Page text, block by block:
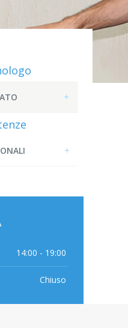
14:00 - 19:00
Chiuso